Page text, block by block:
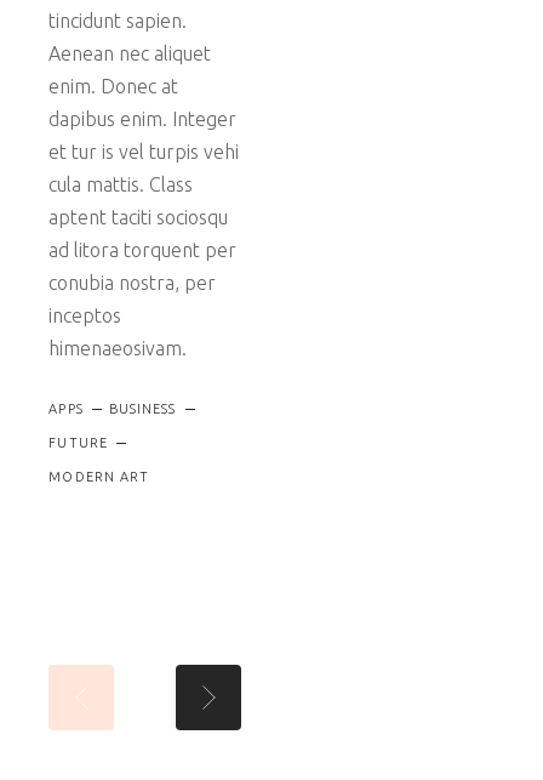
tincidunt sapien.
Aenean nec aliquet
enim. Donec at
dapibus enim. Integer
et tur is vel turpis vehi
cula mattis. Class
aptent taciti sociosqu
ad litora torquent per
conubia nostra, per
inceptos
himenaeosivam.
APPS BUSINESS
FUTURE
MODERN ART